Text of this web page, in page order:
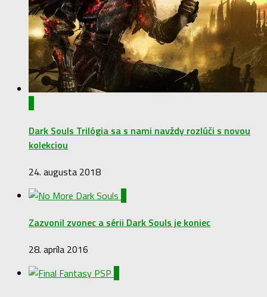
Dark Souls Trilógia sa s nami navždy rozlúči s novou
kolekciou
24. augusta 2018
Zazvonil zvonec a sérii Dark Souls je koniec
28. apríla 2016